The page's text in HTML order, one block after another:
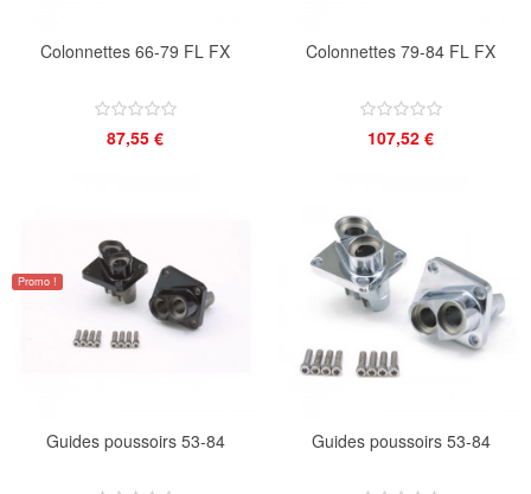
Colonnettes 66-79 FL FX
87,55 €
Colonnettes 79-84 FL FX
107,52 €
Promo !
Guides poussoirs 53-84 Guides poussoirs 53-84